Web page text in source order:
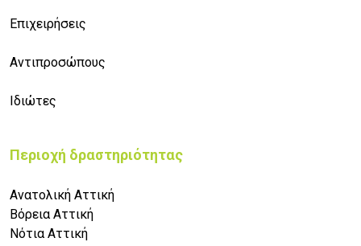
Επιχειρήσεις
Αντιπροσώπους
Ιδιώτες
Περιοχή δραστηριότητας
Ανατολική Αττική
Βόρεια Αττική
Νότια Αττική